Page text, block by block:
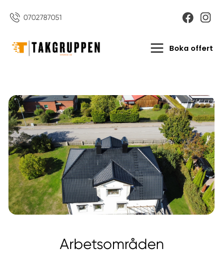
0702787051
Boka offert
Arbetsområden